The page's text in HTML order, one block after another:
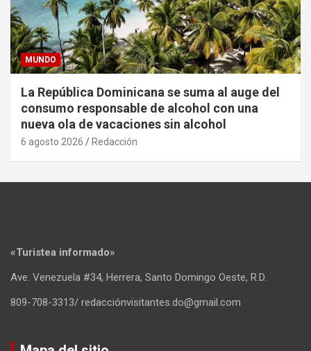
MUNDO
La República Dominicana se suma al auge del
consumo responsable de alcohol con una
nueva ola de vacaciones sin alcohol
6 agosto 2026 Redacción
«Turistea informado»
Ave. Venezuela #34, Herrera, Santo Domingo Oeste, R.D.
809-708-3313/ redacciónvisitantes.do@gmail.com